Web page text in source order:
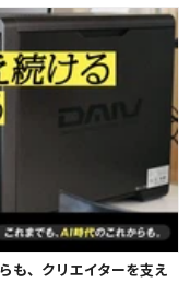
も、クリエイターを支え